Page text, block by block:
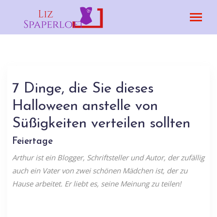
7 Dinge, die Sie dieses
Halloween anstelle von
Süßigkeiten verteilen sollten
Feiertage
Arthur ist ein Blogger, Schriftsteller und Autor, der zufällig
auch ein Vater von zwei schönen Mädchen ist, der zu
Hause arbeitet. Er liebt es, seine Meinung zu teilen!